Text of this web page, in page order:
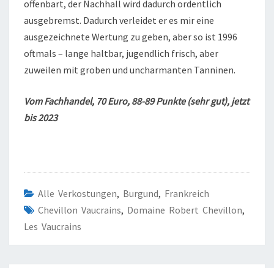
offenbart, der Nachhall wird dadurch ordentlich
ausgebremst. Dadurch verleidet er es mir eine
ausgezeichnete Wertung zu geben, aber so ist 1996
oftmals – lange haltbar, jugendlich frisch, aber
zuweilen mit groben und uncharmanten Tanninen.
Vom Fachhandel, 70 Euro, 88-89 Punkte (sehr gut), jetzt
bis 2023
Alle Verkostungen, Burgund, Frankreich
Chevillon Vaucrains, Domaine Robert Chevillon,
Les Vaucrains